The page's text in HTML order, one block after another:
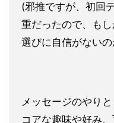
(邪推ですが、初回
重だったので、も
選びに自信がない
メッセージのやり
コアな趣味や好み